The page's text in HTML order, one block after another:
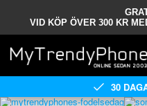
VID KÖP ÖVER 300 KR
30